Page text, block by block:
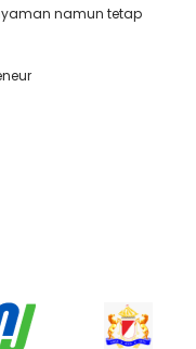
namun tetap